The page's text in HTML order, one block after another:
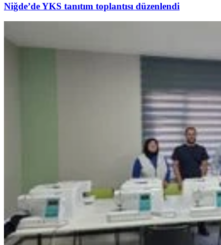
Niğde’de YKS tanıtım toplantısı düzenlendi